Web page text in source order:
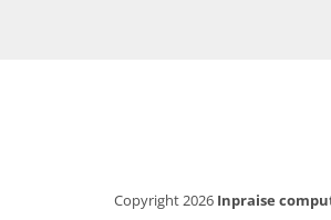
Copyright 2026 Inpraise